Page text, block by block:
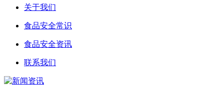
关于我们
食品安全常识
食品安全资讯
联系我们